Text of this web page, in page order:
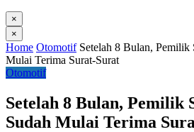
×
×
Home Otomotif Setelah 8 Bulan,
Mulai Terima Surat-Surat
Otomotif
Setelah 8 Bulan, Pemilik
Sudah Mulai Terima